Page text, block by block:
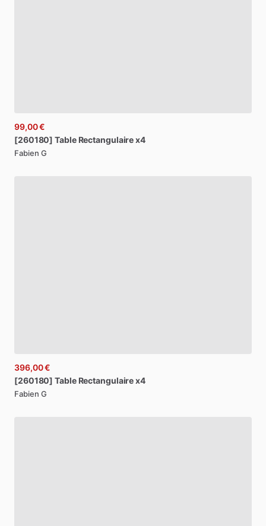
99,00 €
[260180] Table Rectangulairex4
Fabien G
396,00 €
[260180] Table Rectangulairex4
Fabien G